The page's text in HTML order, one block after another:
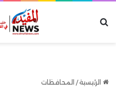
الرئيسية/ المحافظات